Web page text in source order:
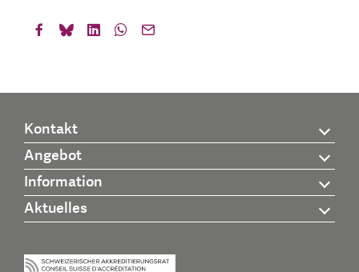
Kontakt
Angebot
Information
Aktuelles